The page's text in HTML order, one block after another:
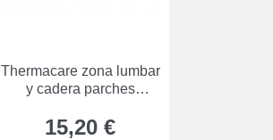
Thermacare zona lumbar
y cadera parches
15,20 €